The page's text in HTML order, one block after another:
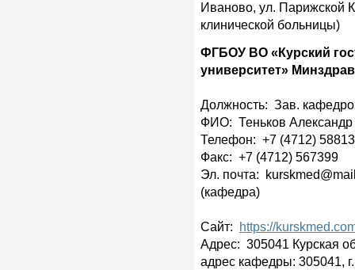
Иваново, ул. Парижской
клинической больницы)
ФГБОУ ВО «Курский
университет»
Должность: Зав.
ФИО: Теньков
Телефон: +7 (4712)
Факс: +7 (4712) 567399
Эл. почта:
(кафедра)
Сайт:
https://
Адрес: 305041 Курская
адрес кафедры: 305041,